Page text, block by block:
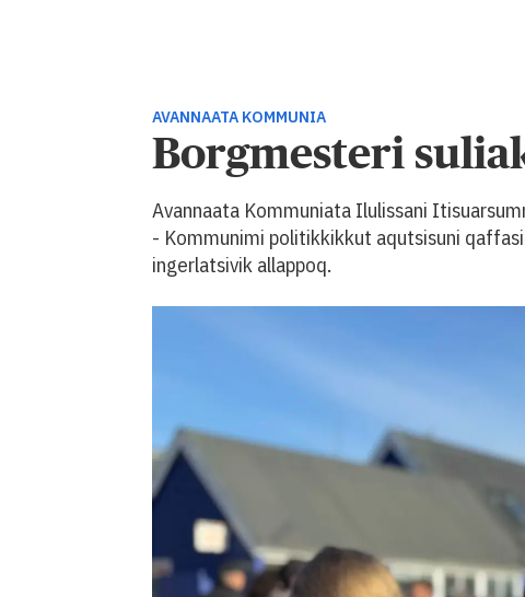
AVANNAATA KOMMUNIA
Borgmesteri
Avannaata Kommuniata Ilulissani
- Kommunimi politikkikkut aqutsisuni
ingerlatsivik allappoq.